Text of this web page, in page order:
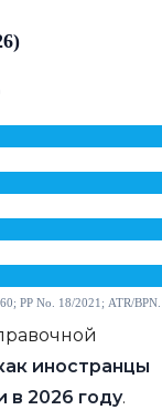
иностранцы
2026 году.